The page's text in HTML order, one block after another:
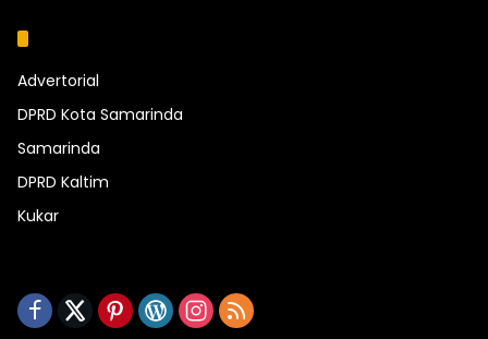
Advertorial
DPRD Kota Samarinda
Samarinda
DPRD Kaltim
Kukar